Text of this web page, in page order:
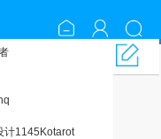
计1145Kotarot